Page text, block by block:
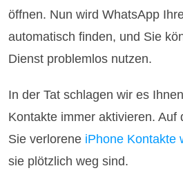
öffnen. Nun wird WhatsApp
automatisch finden, und Sie
Dienst problemlos nutzen.
In der Tat schlagen wir es
Kontakte immer aktivieren. Auf
Sie verlorene iPhone Kontakte
sie plötzlich weg sind.